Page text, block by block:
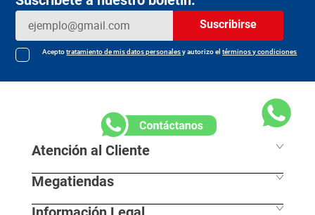
Suscribirse
Aceptotratamiento de mis datos personalesy autorizo eltérminos y condiciones
Atención al Cliente
Megatiendas